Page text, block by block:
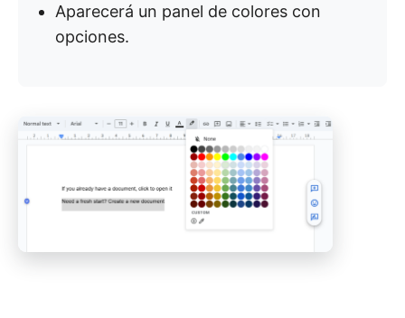
Aparecerá un panel de colores con
opciones.